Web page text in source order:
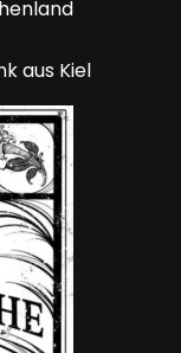
aus Kiel